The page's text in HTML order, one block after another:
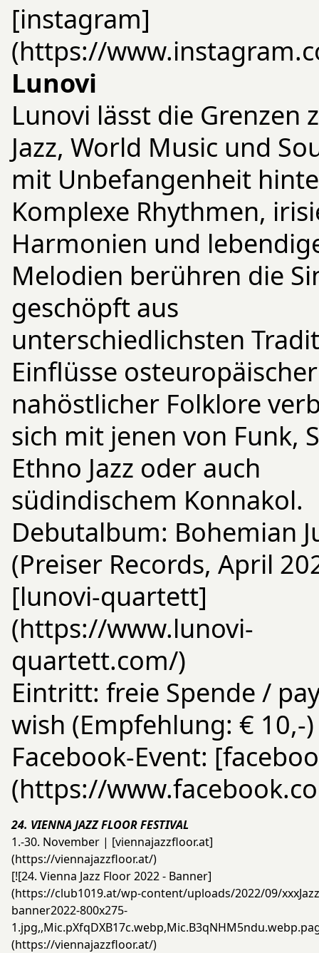
[instagram]
(https://
Lunovi
Lunovi lässt die Grenzen
Jazz, World Music und
mit Unbefangenheit
Komplexe Rhythmen,
Harmonien und
Melodien berühren die
geschöpft aus
unterschiedlichsten
Einflüsse
nahöstlicher Folklore
sich mit jenen von Funk,
Ethno Jazz oder auch
südindischem Konnakol.
Debutalbum: Bohemian
(Preiser Records, April
[lunovi-quartett]
(https://www.lunovi-
quartett.com/)
Eintritt: freie Spende /
wish (Empfehlung: € 10,-)
Facebook-Event:
(https://
24. VIENNA JAZZ FLOOR FESTIVAL
1.-30. November | [viennajazzfloor.at]
(https://viennajazzfloor.at/)
[![24. Vienna Jazz Floor 2022 - Banner]
(https://club1019.at/wp-content/uploads/2022/09/
banner2022-800x275-
(https://viennajazzfloor.at/)